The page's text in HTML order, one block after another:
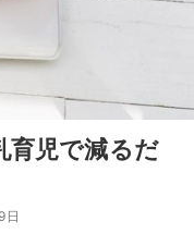
育児で減るだ
日